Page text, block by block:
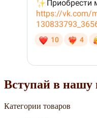
Вступай в нашу
Категории товаров